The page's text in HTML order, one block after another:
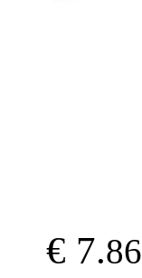
€ 7.86